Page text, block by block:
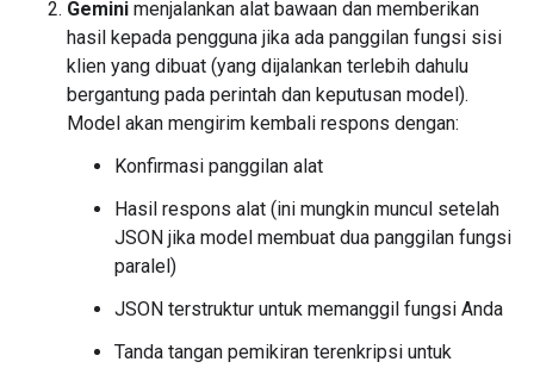
Gemini menjalankan alat bawaan dan memberikan
hasil kepada pengguna jika ada panggilan fungsi sisi
klien yang dibuat (yang dijalankan terlebih dahulu
bergantung pada perintah dan keputusan model).
Model akan mengirim kembali respons dengan:
Konfirmasi panggilan alat
Hasil respons alat (ini mungkin muncul setelah
JSON jika model membuat dua panggilan fungsi
paralel)
JSON terstruktur untuk memanggil fungsi Anda
Tanda tangan pemikiran terenkripsi untuk